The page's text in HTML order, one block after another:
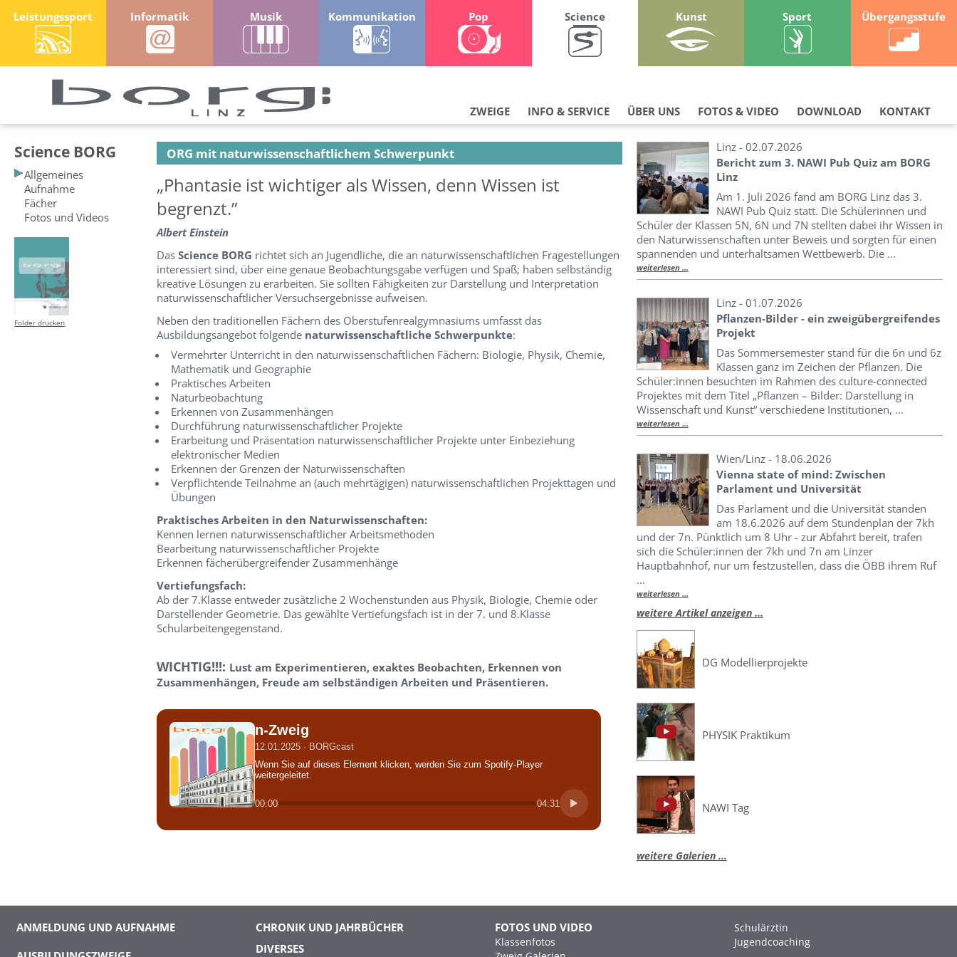
Leistungssport Informatik Musik Kommunikation Pop Science Kunst Sport Übergangsstufe
KONTAKT
DOWNLOAD
FOTOS & VIDEO
ÜBER UNS
INFO & SERVICE
ZWEIGE
Science BORG
Allgemeines
Aufnahme
Fächer
Fotos und Videos
Folder drucken
ORG mit naturwissenschaftlichem Schwerpunkt
„Phantasie ist wichtiger als Wissen, denn Wissen ist
begrenzt.”
Albert Einstein
DasScience BORG richtet sich an Jugendliche, die an naturwissenschaftlichen Fragestellungen
interessiert sind, über eine genaue Beobachtungsgabe verfügen und Spaß; haben selbständig
kreative Lösungen zu erarbeiten. Sie sollten Fähigkeiten zur Darstellung und Interpretation
naturwissenschaftlicher Versuchsergebnisse aufweisen.
Neben den traditionellen Fächern des Oberstufenrealgymnasiums umfasst das
Ausbildungsangebot folgende naturwissenschaftliche Schwerpunkte:
Vermehrter Unterricht in den naturwissenschaftlichen Fächern: Biologie, Physik, Chemie,
Mathematik und Geographie
Praktisches Arbeiten
Naturbeobachtung
Erkennen von Zusammenhängen
Durchführung naturwissenschaftlicher Projekte
Erarbeitung und Präsentation naturwissenschaftlicher Projekte unter Einbeziehung
elektronischer Medien
Erkennen der Grenzen der Naturwissenschaften
Verpflichtende Teilnahme an (auch mehrtägigen) naturwissenschaftlichen Projekttagen und
Übungen
Praktisches Arbeiten in den Naturwissenschaften:
Kennen lernen naturwissenschaftlicher Arbeitsmethoden
Bearbeitung naturwissenschaftlicher Projekte
Erkennen fächerübergreifender Zusammenhänge
Vertiefungsfach:
Ab der 7.Klasse entweder zusätzliche 2 Wochenstunden aus Physik, Biologie, Chemie oder
Darstellender Geometrie. Das gewählte Vertiefungsfach ist in der 7. und 8.Klasse
Schularbeitengegenstand.
WICHTIG!!!: Lust am Experimentieren, exaktes Beobachten, Erkennen von
Zusammenhängen, Freude am selbständigen Arbeiten und Präsentieren.
n-Zweig
12.01.2025 · BORGcast
Wenn Sie auf dieses Element klicken, werden Sie zum Spotify-Player
weitergeleitet.
00:00 04:31
Linz - 02.07.2026
Bericht zum 3. NAWI Pub Quiz am BORG
Linz
Am 1. Juli 2026 fand am BORG Linz das 3.
NAWI Pub Quiz statt. Die Schülerinnen und
Schüler der Klassen 5N, 6N und 7N stellten dabei ihr Wissen in
den Naturwissenschaften unter Beweis und sorgten für einen
spannenden und unterhaltsamen Wettbewerb. Die ...
weiterlesen ...
Linz - 01.07.2026
Pflanzen-Bilder - ein zweigübergreifendes
Projekt
Das Sommersemester stand für die 6n und 6z
Klassen ganz im Zeichen der Pflanzen. Die
Schüler:innen besuchten im Rahmen des culture-connected
Projektes mit dem Titel „Pflanzen – Bilder: Darstellung in
Wissenschaft und Kunst“ verschiedene Institutionen, ...
weiterlesen ...
Wien/Linz - 18.06.2026
Vienna state of mind: Zwischen
Parlament und Universität
Das Parlament und die Universität standen
am 18.6.2026 auf dem Stundenplan der 7kh
und der 7n. Pünktlich um 8 Uhr - zur Abfahrt bereit, trafen
sich die Schüler:innen der 7kh und 7n am Linzer
Hauptbahnhof, nur um festzustellen, dass die ÖBB ihrem Ruf
...
weiterlesen ...
weitere Artikel anzeigen ...
DG Modellierprojekte
PHYSIK Praktikum
NAWI Tag
weitere Galerien ...
ANMELDUNG UND AUFNAHME
CHRONIK UND JAHRBÜCHER
DIVERSES
FOTOS UND VIDEO
Klassenfotos
Schulärztin
Jugendcoaching